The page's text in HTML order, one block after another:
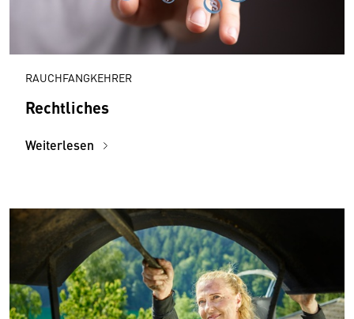
RAUCHFANGKEHRER
Rechtliches
Weiterlesen